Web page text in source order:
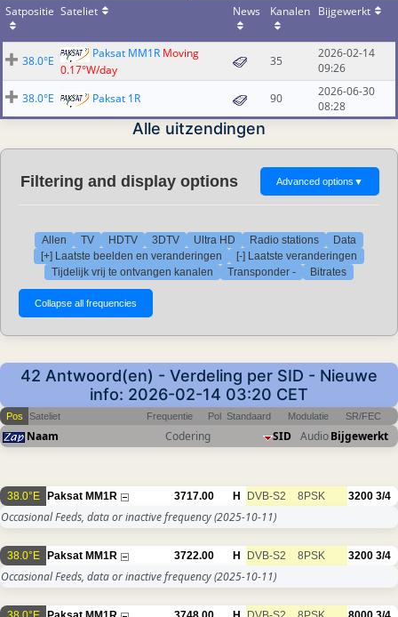
Satpositie Sateliet News Kanalen Bijgewerkt
38.0°E
Paksat MM1R Moving
0.17°W/day
35
2026-02-14
09:26
38.0°E
Paksat 1R 90
2026-06-30
08:28
Alle uitzendingen
Filtering and display options Advanced options ▼
Allen TV HDTV 3DTV Ultra HD Radio stations
Data
[+] Laatste beelden en veranderingen
[-] Laatste veranderingen
Tijdelijk vrij te ontvangen kanalen
Transponder - Bitrates
42 Antwoord(en) - Verdeling per SID - Nieuwe
info: 2026-02-14 03:20 CET
Pos Sateliet Frequentie Pol Standaard Modulatie SR/FEC
Naam Codering SID AudioBijgewerkt
38.0°E Paksat MM1R 3717.00 H DVB-S2 8PSK 3200 3/4
Occasional Feeds, data or inactive frequency(2025-10-11)
38.0°E Paksat MM1R 3722.00 H DVB-S2 8PSK 3200 3/4
Occasional Feeds, data or inactive frequency(2025-10-11)